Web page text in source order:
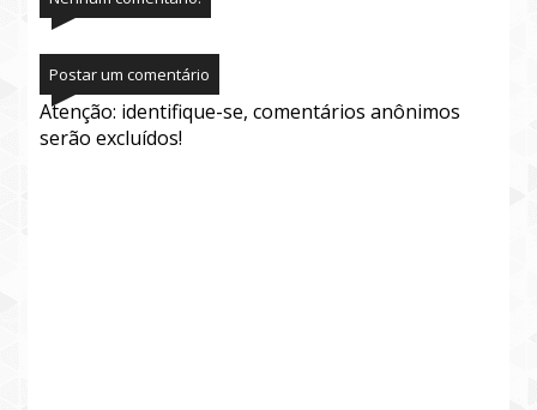
Postar um comentário
Atenção: identifique-se, comentários anônimos
serão excluídos!